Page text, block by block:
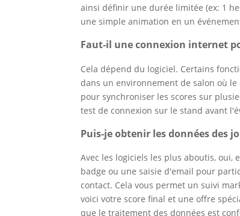
ainsi définir une durée limitée (ex: 1
une simple animation en un
Faut-il une connexion internet
Cela dépend du logiciel. Certains
dans un environnement de salon où
pour synchroniser les scores sur
test de connexion sur le stand avant
Puis-je obtenir les données des
Avec les logiciels les plus aboutis, oui,
badge ou une saisie d'email pour
contact. Cela vous permet un suivi
voici votre score final et une offre
que le traitement des données est